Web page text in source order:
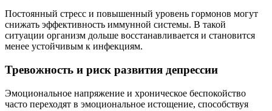
Постоянный стресс и повышенный уровень гормонов могут
снижать эффективность иммунной системы. В такой
ситуации организм дольше восстанавливается и становится
менее устойчивым к инфекциям.
Тревожность и риск развития депрессии
Эмоциональное напряжение и хроническое беспокойство
часто переходят в эмоциональное истощение, способствуя